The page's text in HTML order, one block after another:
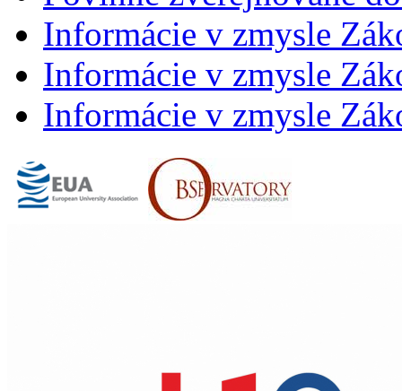
Informácie v zmysle
Informácie v zmysle
Informácie v zmysle